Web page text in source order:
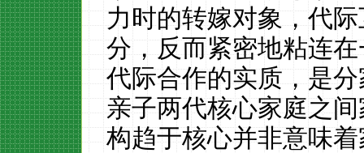
力时的转嫁对象，代
分，反而紧密地粘连
代际合作的实质，是
亲子两代核心家庭之
构趋于核心并非意味